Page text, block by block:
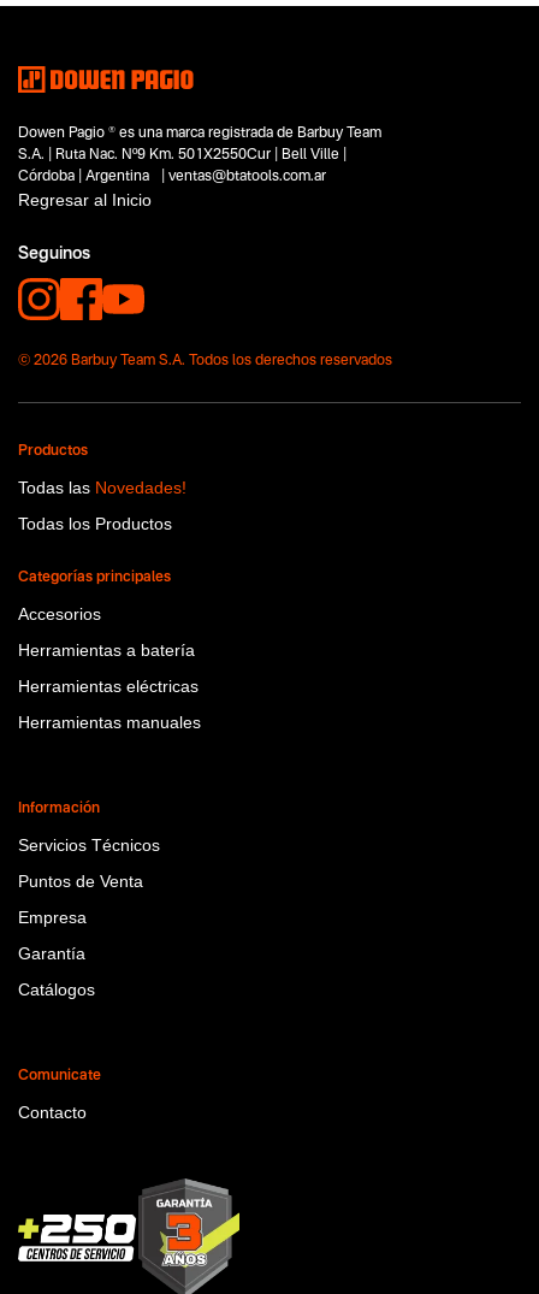
Dowen Pagio ® es una marca registrada de Barbuy Team
S.A. | Ruta Nac. Nº9 Km. 501X2550Cur | Bell Ville |
Córdoba | Argentina | ventas@btatools.com.ar
Regresar al Inicio
Seguinos
© 2026 Barbuy Team S.A. Todos los derechos reservados
Productos
Todas las Novedades!
Todas los Productos
Categorías principales
Accesorios
Herramientas a batería
Herramientas eléctricas
Herramientas manuales
Información
Servicios Técnicos
Puntos de Venta
Empresa
Garantía
Catálogos
Comunicate
Contacto